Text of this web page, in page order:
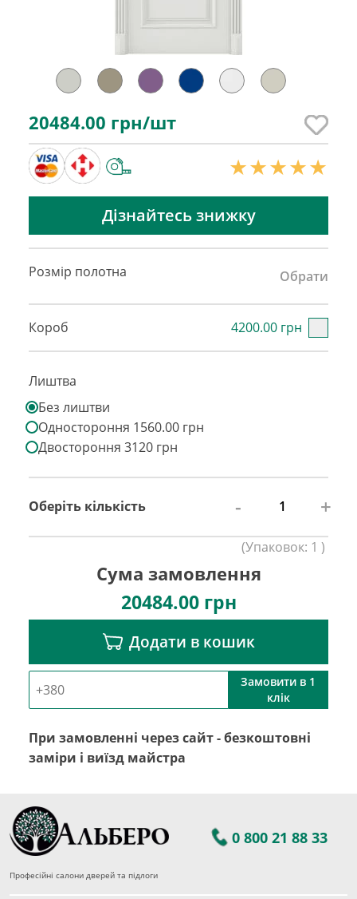
20484.00 грн/шт
Дізнайтесь знижку
Розмір полотна Обрати
Короб 4200.00 грн
Лиштва
Без лиштви
Одностороння 1560.00 грн
Двостороння 3120 грн
Оберіть кількість - +
(Упаковок: 1 )
Сума замовлення
20484.00грн
Додати в кошик
Замовити в 1
клік
При замовленні через сайт - безкоштовні
заміри і виїзд майстра
0 800 21 88 33
Професійні салони дверей та підлоги